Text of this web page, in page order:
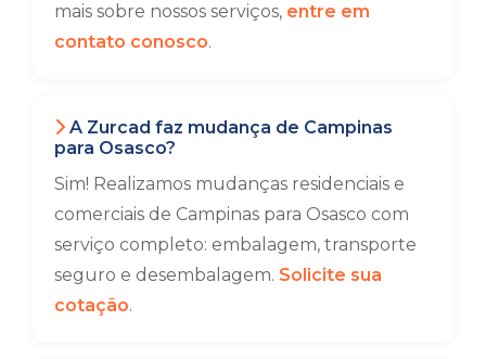
mais sobre nossos serviços, entre em
contato conosco.
A Zurcad faz mudança de Campinas
para Osasco?
Sim! Realizamos mudanças residenciais e
comerciais de Campinas para Osasco com
serviço completo: embalagem, transporte
seguro e desembalagem. Solicite sua
cotação.